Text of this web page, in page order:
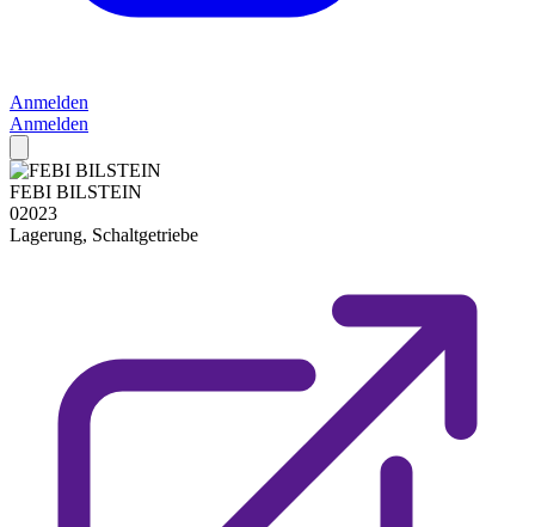
Anmelden
Anmelden
FEBI BILSTEIN
02023
Lagerung, Schaltgetriebe